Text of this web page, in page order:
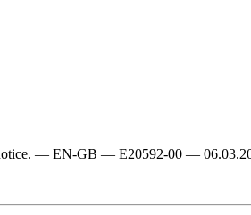
notice. — EN-GB — E20592-00 —